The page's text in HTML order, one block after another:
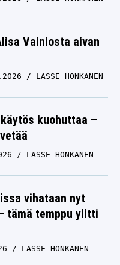
Vainiosta aivan
kuohuttaa –
LASSE HONKANEN
vihataan nyt
tämä temppu ylitti